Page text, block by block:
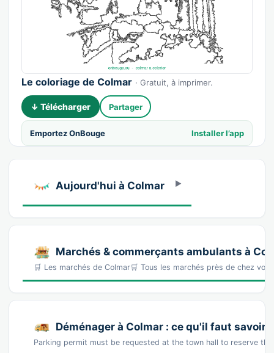
Le coloriage de Colmar · Gratuit, à imprimer.
↓ Télécharger Partager
Emportez OnBouge Installer l’app
Aujourd'hui à Colmar
Marchés & commerçants ambulants à
🛒 Les marchés de Colmar🛒 Tous les marchés près de chez
Déménager à Colmar : ce qu'il faut savoir
Parking permit must be requested at the town hall to reserve